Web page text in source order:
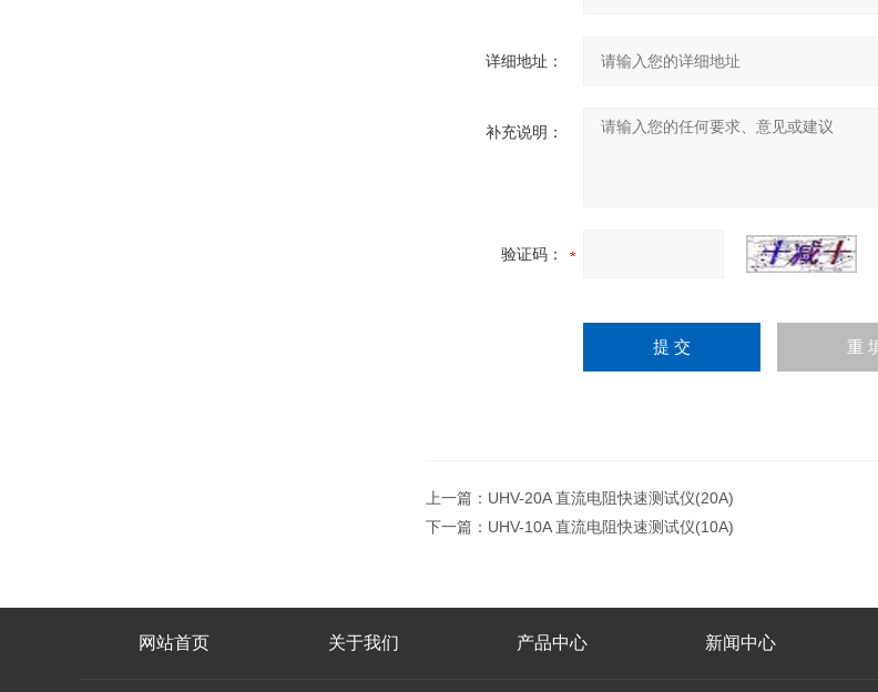
详细地址：
补充说明：
验证码：
上一篇： UHV-20A 直流电阻快速测试仪(20A)
下一篇： UHV-10A 直流电阻快速测试仪(10A)
网站首页 关于我们 产品中心 新闻中心